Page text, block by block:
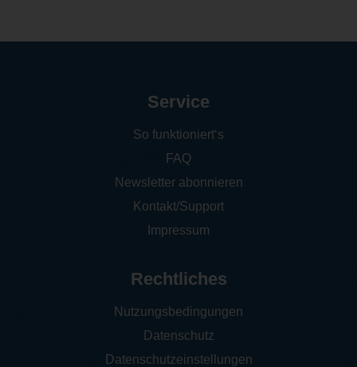
Service
So funktioniert‘s
FAQ
Newsletter abonnieren
Kontakt/Support
Impressum
Rechtliches
Nutzungsbedingungen
Datenschutz
Datenschutzeinstellungen